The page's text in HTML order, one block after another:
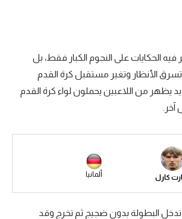
الحكايات على النجوم الكبار فقط، بل
الأنظار وتغير مستقبل كرة القدم
يظهر من اللاعبين يحملون لواء كرة القدم
كارل ألمانيا
البطولة بدون ضجيج ثم تخرج وقد